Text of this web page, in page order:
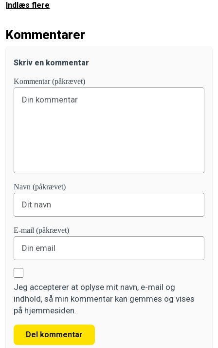
Indlæs flere
Kommentarer
Skriv en kommentar
Kommentar (påkrævet)
Navn (påkrævet)
E-mail (påkrævet)
Jeg accepterer at oplyse mit navn, e-mail og
indhold, så min kommentar kan gemmes og vises
på hjemmesiden.
Del kommentar